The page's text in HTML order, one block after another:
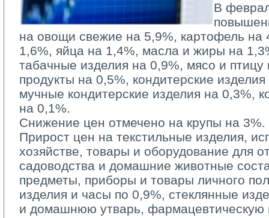
В
на овощи свежие на 5,9%, картофель на
1,6%, яйца на 1,4%, масла и жиры на
табачные изделия на 0,9%, мясо и
продукты на 0,5%, кондитерские
мучные кондитерские изделия на 0,3%,
на 0,1%.
Снижение цен отмечено на крупы на 3%.
Прирост цен на текстильные изделия,
хозяйстве, товары и оборудование для
садоводства и домашние животные
предметы, приборы и товары личного
изделия и часы по 0,9%, стеклянные
и домашнюю утварь, фармацевтическую